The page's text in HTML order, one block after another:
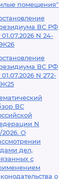
помещения"
ВС РФ
01.07.2026 N 24-
ВС РФ
01.07.2026 N 272-
ВС
N
2026. О
дел,
с
о